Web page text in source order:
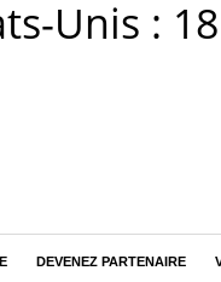
Unis :
DEVENEZ PARTENAIRE